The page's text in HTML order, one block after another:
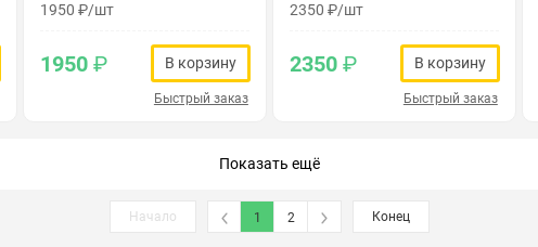
1950 ₽/шт
1950₽ В корзину
Быстрый заказ
2350 ₽/шт
2350₽ В корзину
Быстрый заказ
Показать ещё
Начало 1 2 Конец